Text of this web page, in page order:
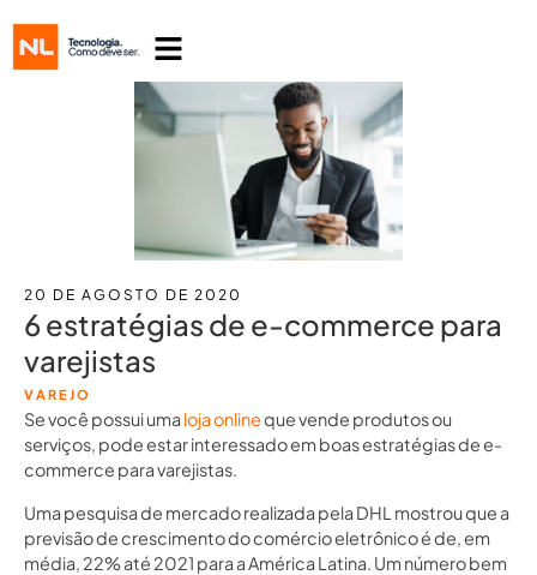
20 DE AGOSTO DE 2020
6 estratégias de e-commerce para
varejistas
VAREJO
Se você possui umaloja onlineque vende produtos ou
serviços, pode estar interessado em boas estratégias de e-
commerce para varejistas.
Uma pesquisa de mercado realizada pela DHL mostrou que a
previsão de crescimento do comércio eletrônico é de, em
média, 22% até 2021 para a América Latina. Um número bem